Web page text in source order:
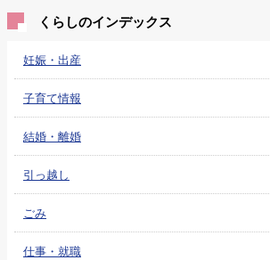
くらしのインデックス
妊娠・出産
子育て情報
結婚・離婚
引っ越し
ごみ
仕事・就職